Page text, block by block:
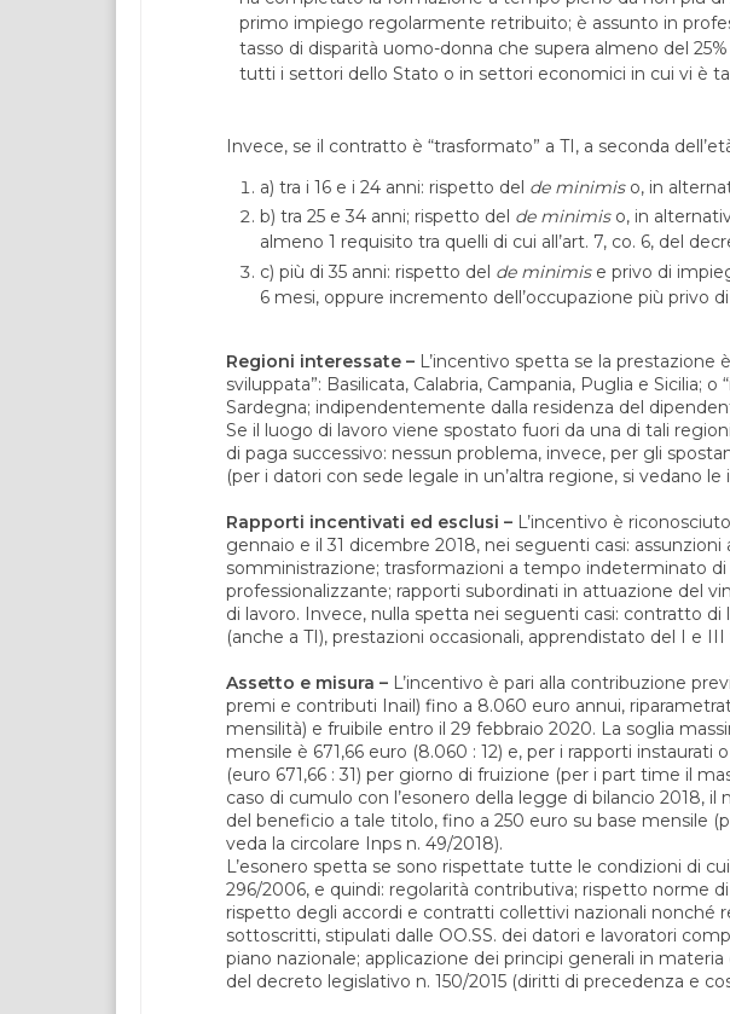
primo impiego regolarmente retribuito; è assunto in
tasso di disparità uomo-donna che supera almeno del
tutti i settori dello Stato o in settori economici in cui vi è
Invece, se il contratto è “trasformato” a TI, a seconda
a) tra i 16 e i 24 anni: rispetto del de minimiso, in
b) tra 25 e 34 anni; rispetto del de minimiso, in
almeno 1 requisito tra quelli di cui all’art. 7, co. 6, del
c) più di 35 anni: rispetto del de minimise privo di
6 mesi, oppure incremento dell’occupazione più privo
Regioni interessate – L’incentivo spetta se la prestazione
sviluppata”: Basilicata, Calabria, Campania, Puglia e Sicilia; o
Sardegna; indipendentemente dalla residenza del
Se il luogo di lavoro viene spostato fuori da una di tali
di paga successivo: nessun problema, invece, per gli
(per i datori con sede legale in un’altra regione, si vedano le
Rapporti incentivati ed esclusi – L’incentivo è
gennaio e il 31 dicembre 2018, nei seguenti casi:
somministrazione; trasformazioni a tempo indeterminato
professionalizzante; rapporti subordinati in attuazione del
di lavoro. Invece, nulla spetta nei seguenti casi: contratto
(anche a TI), prestazioni occasionali, apprendistato del I e III
Assetto e misura – L’incentivo è pari alla contribuzione
premi e contributi Inail) fino a 8.060 euro annui,
mensilità) e fruibile entro il 29 febbraio 2020. La soglia
mensile è 671,66 euro (8.060 : 12) e, per i rapporti instaurati
(euro 671,66 : 31) per giorno di fruizione (per i part time il
caso di cumulo con l’esonero della legge di bilancio 2018, il
del beneficio a tale titolo, fino a 250 euro su base mensile
veda la circolare Inps n. 49/2018).
L’esonero spetta se sono rispettate tutte le condizioni di cui
296/2006, e quindi: regolarità contributiva; rispetto norme
rispetto degli accordi e contratti collettivi nazionali nonché
sottoscritti, stipulati dalle OO.SS. dei datori e lavoratori
piano nazionale; applicazione dei principi generali in materia
del decreto legislativo n. 150/2015 (diritti di precedenza e